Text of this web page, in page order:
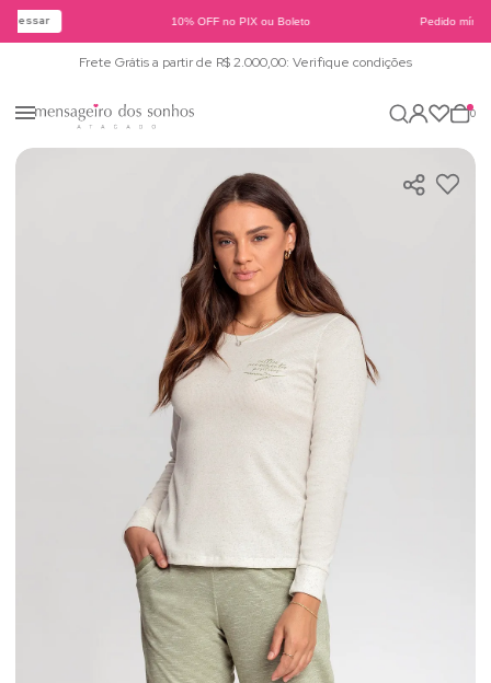
10% OFF no PIX ou Boleto Pedido
Frete Grátis a partir de R$ 2.000,00: Verifique condições
0